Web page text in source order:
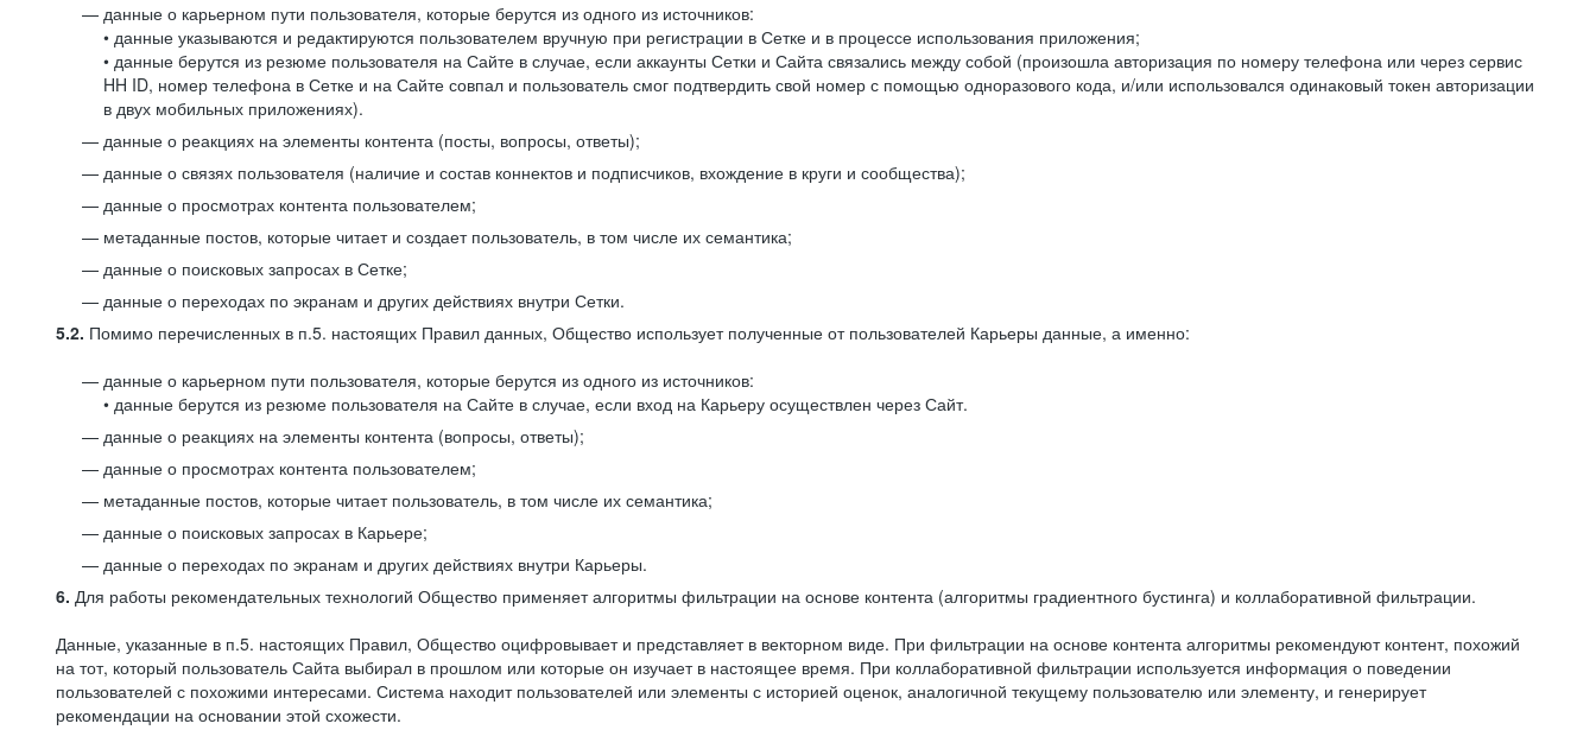
данные о карьерном пути пользователя, которые берутся из одного из источников:
• данные указываются и редактируются пользователем вручную при регистрации в Сетке и в процессе использования приложения;
• данные берутся из резюме пользователя на Сайте в случае, если аккаунты Сетки и Сайта связались между собой (произошла авторизация по номеру телефона или через сервис
HH ID, номер телефона в Сетке и на Сайте совпал и пользователь смог подтвердить свой номер с помощью одноразового кода, и/или использовался одинаковый токен авторизации
в двух мобильных приложениях).
данные о реакциях на элементы контента (посты, вопросы, ответы);
данные о связях пользователя (наличие и состав коннектов и подписчиков, вхождение в круги и сообщества);
данные о просмотрах контента пользователем;
метаданные постов, которые читает и создает пользователь, в том числе их семантика;
данные о поисковых запросах в Сетке;
данные о переходах по экранам и других действиях внутри Сетки.
5.2. Помимо перечисленных в п.5. настоящих Правил данных, Общество использует полученные от пользователей Карьеры данные, а именно:
данные о карьерном пути пользователя, которые берутся из одного из источников:
• данные берутся из резюме пользователя на Сайте в случае, если вход на Карьеру осуществлен через Сайт.
данные о реакциях на элементы контента (вопросы, ответы);
данные о просмотрах контента пользователем;
метаданные постов, которые читает пользователь, в том числе их семантика;
данные о поисковых запросах в Карьере;
данные о переходах по экранам и других действиях внутри Карьеры.
6. Для работы рекомендательных технологий Общество применяет алгоритмы фильтрации на основе контента (алгоритмы градиентного бустинга) и коллаборативной фильтрации.
Данные, указанные в п.5. настоящих Правил, Общество оцифровывает и представляет в векторном виде. При фильтрации на основе контента алгоритмы рекомендуют контент, похожий
на тот, который пользователь Сайта выбирал в прошлом или которые он изучает в настоящее время. При коллаборативной фильтрации используется информация о поведении
пользователей с похожими интересами. Система находит пользователей или элементы с историей оценок, аналогичной текущему пользователю или элементу, и генерирует
рекомендации на основании этой схожести.